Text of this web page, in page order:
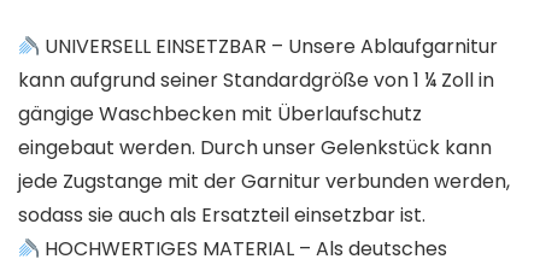
UNIVERSELL EINSETZBAR – Unsere Ablaufgarnitur
kann aufgrund seiner Standardgröße von 1 ¼ Zoll in
gängige Waschbecken mit Überlaufschutz
eingebaut werden. Durch unser Gelenkstück kann
jede Zugstange mit der Garnitur verbunden werden,
sodass sie auch als Ersatzteil einsetzbar ist.
HOCHWERTIGES MATERIAL – Als deutsches